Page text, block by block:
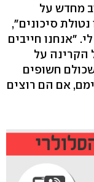
מחדש על
סיכונים",
"אנחנו חייבים
הקרינה על
חשופים
אם הם רוצים